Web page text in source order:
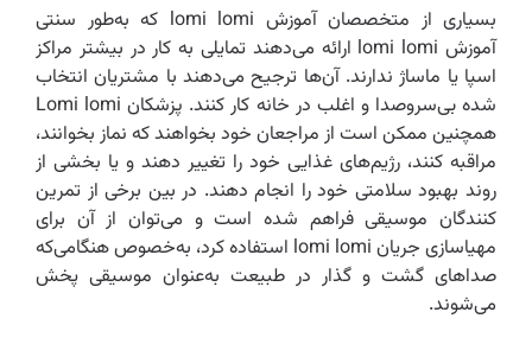
بسیاری از متخصصان آموزش lomi lomi که به‌طور سنتی
آموزش lomi lomi ارائه می‌دهند تمایلی به کار در بیشتر مراکز
اسپا یا ماساژ ندارند. آن‌ها ترجیح می‌دهند با مشتریان انتخاب
شده بی‌سروصدا و اغلب در خانه کار کنند. پزشکان Lomi lomi
همچنین ممکن است از مراجعان خود بخواهند که نماز بخوانند،
مراقبه کنند، رژیم‌های غذایی خود را تغییر دهند و یا بخشی از
روند بهبود سلامتی خود را انجام دهند. در بین برخی از تمرین
کنندگان موسیقی فراهم شده است و می‌توان از آن برای
مهیاسازی جریان lomi lomi استفاده کرد، به‌خصوص هنگامی‌که
صدا‌های گشت و گذار در طبیعت به‌عنوان موسیقی پخش
می‌شوند.